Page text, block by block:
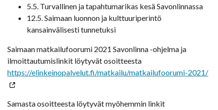
5.5. Turvallinen ja tapahtumarikas kesä Savonlinnassa
12.5. Saimaan luonnon ja kulttuuriperintö
kansainvälisesti tunnetuksi
Saimaan matkailufoorumi 2021 Savonlinna -ohjelma ja
ilmoittautumislinkit löytyvät osoitteesta
https://elinkeinopalvelut.fi/matkailu/matkailufoorumi-2021/
Samasta osoitteesta löytyvät myöhemmin linkit